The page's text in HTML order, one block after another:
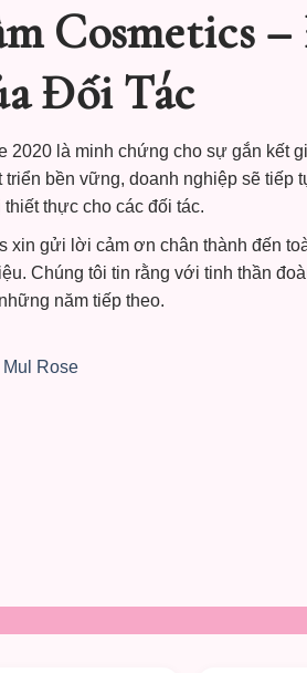
Cosmetics
Đối Tác
2020 là minh chứng cho sự gắn kết
bền vững, doanh nghiệp sẽ tiếp
thực cho các đối tác.
xin gửi lời cảm ơn chân thành đến
Chúng tôi tin rằng với tinh thần
năm tiếp theo.
Rose